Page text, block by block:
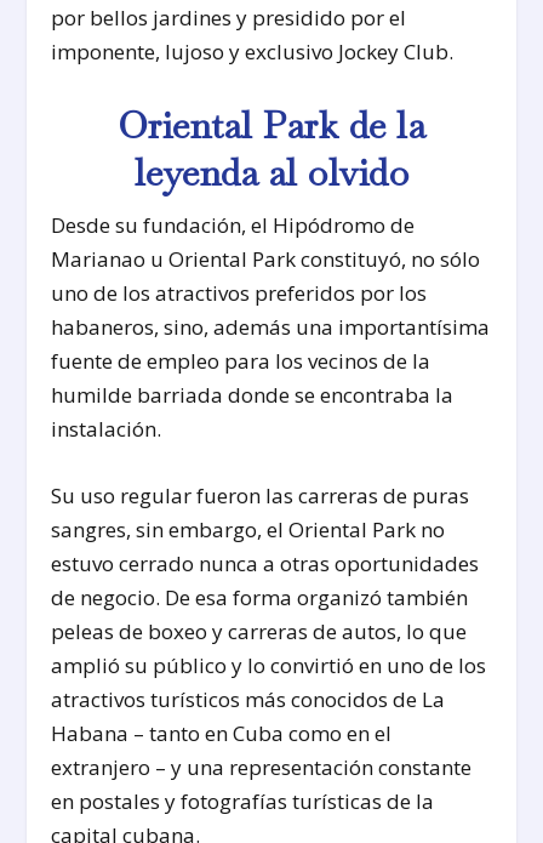
por bellos jardines y presidido por el
imponente, lujoso y exclusivo Jockey Club.
Oriental Park de la
leyenda al olvido
Desde su fundación, el Hipódromo de
Marianao u Oriental Park constituyó, no sólo
uno de los atractivos preferidos por los
habaneros, sino, además una importantísima
fuente de empleo para los vecinos de la
humilde barriada donde se encontraba la
instalación.
Su uso regular fueron las carreras de puras
sangres, sin embargo, el Oriental Park no
estuvo cerrado nunca a otras oportunidades
de negocio. De esa forma organizó también
peleas de boxeo y carreras de autos, lo que
amplió su público y lo convirtió en uno de los
atractivos turísticos más conocidos de La
Habana – tanto en Cuba como en el
extranjero – y una representación constante
en postales y fotografías turísticas de la
capital cubana.